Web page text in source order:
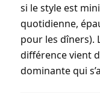
si le style est
quotidienne,
pour les dîners).
différence vient
dominantequi